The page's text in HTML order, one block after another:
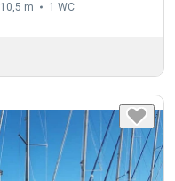
10,5 m 1 WC